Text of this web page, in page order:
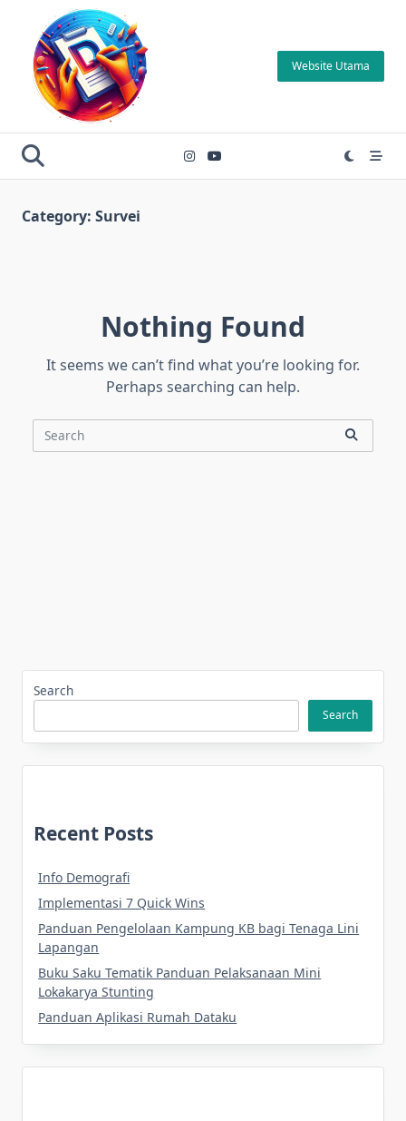
content
Website Utama
Category: Survei
Nothing Found
It seems we can’t find what you’re looking for.
Perhaps searching can help.
Search
Search
Search
Recent Posts
Info Demografi
Implementasi 7 Quick Wins
Panduan Pengelolaan Kampung KB bagi Tenaga Lini
Lapangan
Buku Saku Tematik Panduan Pelaksanaan Mini
Lokakarya Stunting
Panduan Aplikasi Rumah Dataku